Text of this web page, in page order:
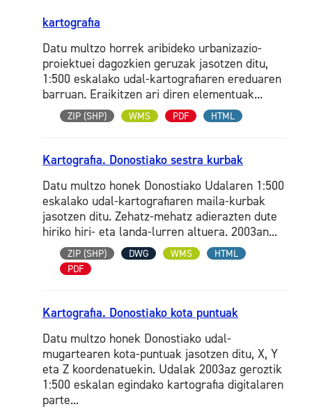
kartografia
Datu multzo horrek aribideko urbanizazio-
proiektuei dagozkien geruzak jasotzen ditu,
1:500 eskalako udal-kartografiaren ereduaren
barruan. Eraikitzen ari diren elementuak...
ZIP (SHP) WMS PDF HTML
Kartografia. Donostiako sestra kurbak
Datu multzo honek Donostiako Udalaren 1:500
eskalako udal-kartografiaren maila-kurbak
jasotzen ditu. Zehatz-mehatz adierazten dute
hiriko hiri- eta landa-lurren altuera. 2003an...
ZIP (SHP) DWG WMS
HTML
PDF
Kartografia. Donostiako kota puntuak
Datu multzo honek Donostiako udal-
mugartearen kota-puntuak jasotzen ditu, X, Y
eta Z koordenatuekin. Udalak 2003az geroztik
1:500 eskalan egindako kartografia digitalaren
parte...